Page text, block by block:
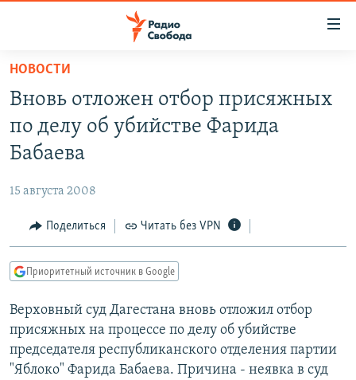
упрощенного
доступа
основному
Вернутся
Вернутся
поиску
АВТОРСКИЕ ПРОЕКТЫ
МНЕНИЯ
КУЛЬТУРА
КАВКАЗ.РЕАЛИИ
СЕВЕР.РЕАЛИИ
СИБИРЬ.РЕАЛИИ
РАСПИСАНИЕ ВЕЩАНИЯ
НОВОСТИ
Вновь отложен отбор присяжных
по делу об убийстве Фарида
Бабаева
15 августа 2008
Поделиться Читать без VPN
Приоритетный источник в Google
Верховный суд Дагестана вновь отложил отбор
присяжных на процессе по делу об убийстве
председателя республиканского отделения партии
"Яблоко" Фарида Бабаева. Причина - неявка в суд